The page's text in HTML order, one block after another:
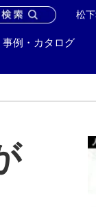
松
事例・カタログ
い合わせ